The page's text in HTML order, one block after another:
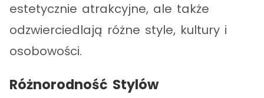
estetycznie atrakcyjne, ale także
odzwierciedlają różne style, kultury i
osobowości.
Różnorodność Stylów